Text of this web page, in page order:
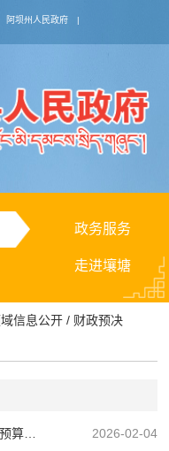
阿坝州人民政府 |
政务服务
走进壤塘
信息公开 / 财政预决
2026-02-04